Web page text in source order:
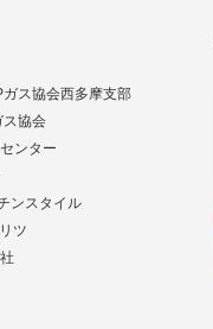
ス協会西多摩支部
ス協会
ンター
ンスタイル
ツ